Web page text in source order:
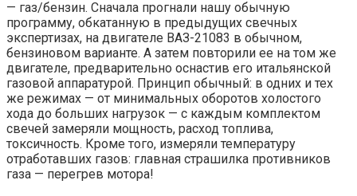
— газ/бензин. Сначала прогнали нашу обычную
программу, обкатанную в предыдущих свечных
экспертизах, на двигателе ВАЗ-21083 в обычном,
бензиновом варианте. А затем повторили ее на том же
двигателе, предварительно оснастив его итальянской
газовой аппаратурой. Принцип обычный: в одних и тех
же режимах — от минимальных оборотов холостого
хода до больших нагрузок — с каждым комплектом
свечей замеряли мощность, расход топлива,
токсичность. Кроме того, измеряли температуру
отработавших газов: главная страшилка противников
газа — перегрев мотора!